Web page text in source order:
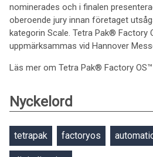
nominerades och i finalen
oberoende jury innan företaget
kategorin Scale. Tetra Pak®
uppmärksammas vid Hannover
Läs mer om Tetra Pak® Factory OS™
Nyckelord
tetrapak factoryos